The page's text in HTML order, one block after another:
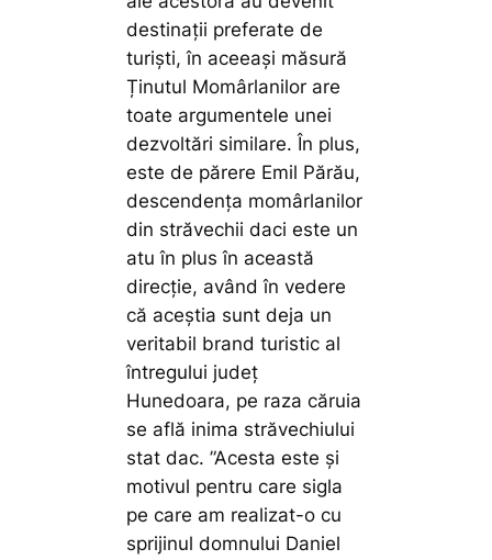
destinații preferate de
turiști, în aceeași măsură
Ținutul Momârlanilor are
toate argumentele unei
dezvoltări similare. În plus,
este de părere Emil Părău,
descendența momârlanilor
din străvechii daci este un
atu în plus în această
direcție, având în vedere
că aceștia sunt deja un
veritabil brand turistic al
întregului județ
Hunedoara, pe raza căruia
se află inima străvechiului
stat dac.”Acesta este și
motivul pentru care sigla
pe care am realizat-o cu
sprijinul domnului Daniel